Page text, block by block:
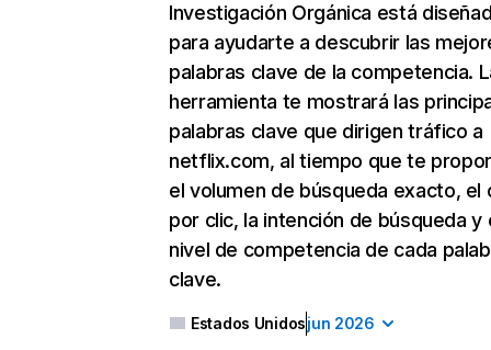
Investigación Orgánica está
para ayudarte a descubrir las
palabras clave de la competencia.
herramienta te mostrará las
palabras clave que dirigen tráfico a
netflix.com, al tiempo que te
el volumen de búsqueda exacto, el
por clic, la intención de búsqueda y
nivel de competencia de cada
clave.
Estados Unidosjun 2026